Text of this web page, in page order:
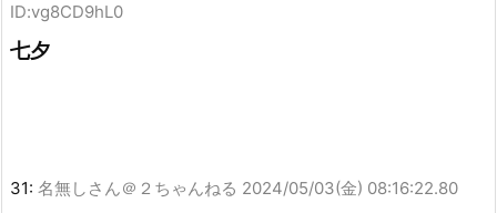
ID:vg8CD9hL0
七夕
31: 名無しさん＠２ちゃんねる 2024/05/03(金) 08:16:22.80